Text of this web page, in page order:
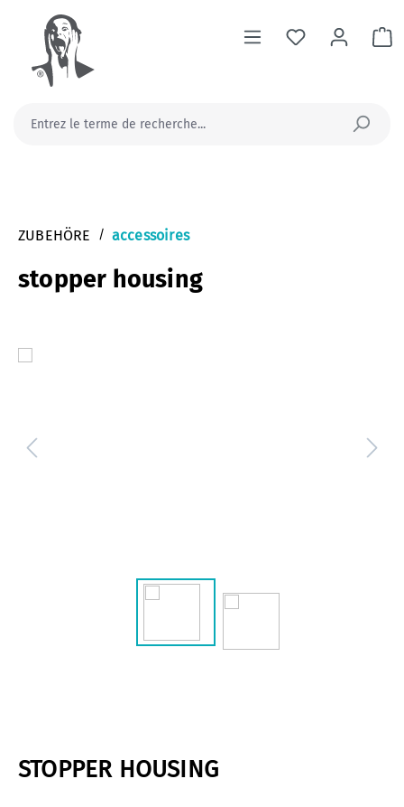
principal
ZUBEHÖRE / accessoires
stopper housing
STOPPER HOUSING